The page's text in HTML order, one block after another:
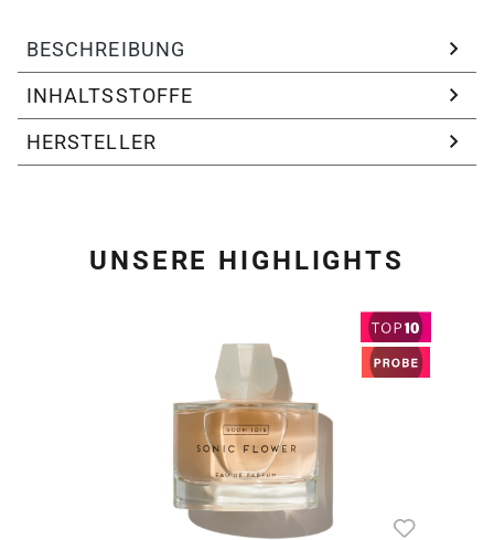
BESCHREIBUNG
INHALTSSTOFFE
HERSTELLER
UNSERE HIGHLIGHTS